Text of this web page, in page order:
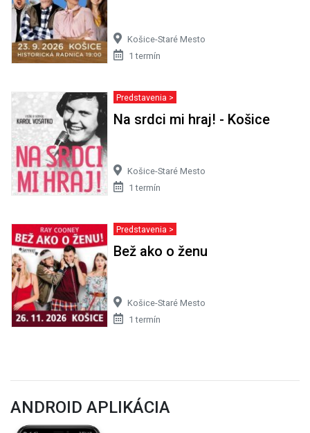
Košice-Staré Mesto
1 termín
Predstavenia >
Na srdci mi hraj! - Košice
Košice-Staré Mesto
1 termín
Predstavenia >
Bež ako o ženu
Košice-Staré Mesto
1 termín
ANDROID APLIKÁCIA